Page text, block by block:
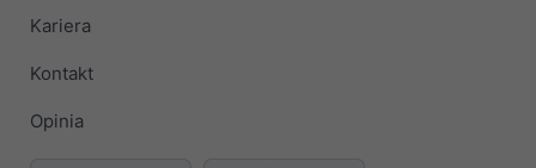
Kariera
Kontakt
Opinia